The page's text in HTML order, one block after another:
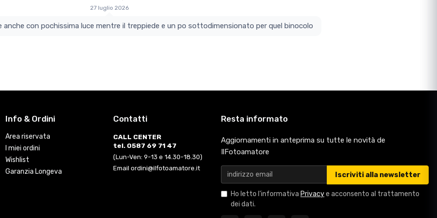
27 luglio 2026
e perfetto si vede anche con pochissima luce mentre il treppiede e un po sottodimensionato per quel binocolo
Info & Ordini
Area riservata
I miei ordini
Wishlist
Garanzia Longeva
Contatti
CALL CENTER
tel. 0587 69 71 47
(Lun-Ven: 9-13 e 14.30-18.30)
Email ordini@ilfotoamatore.it
Resta informato
Aggiornamenti in anteprima su tutte le novità de
IlFotoamatore
Iscriviti alla newsletter
Ho letto l'informativa Privacye acconsento al trattamento
dei dati.